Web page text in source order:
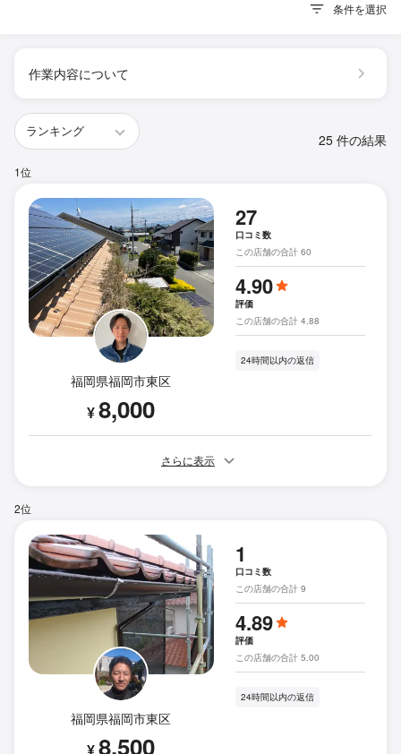
条件を選択
作業内容について
25 件の結果
1位
福岡県福岡市東区
¥8,000
27
口コミ数
この店舗の合計 60
4.90
評価
この店舗の合計 4.88
24時間以内の返信
さらに表示
2位
福岡県福岡市東区
¥8,500
1
口コミ数
この店舗の合計 9
4.89
評価
この店舗の合計 5.00
24時間以内の返信